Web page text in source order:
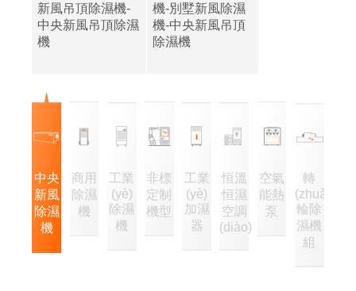
新風吊頂除濕機-
中央新風吊頂除濕
機
機-別墅新風除濕
機-中央新風吊頂
除濕機
中央
新風
除濕
機
商用
除濕
機
工業
(yè)
除濕
機
非標
定制
機型
工業
(yè)
加濕
器
恒溫
恒濕
空調
(diào)
空氣
能熱
泵
轉
(zhuǎn)
輪除
濕機
組